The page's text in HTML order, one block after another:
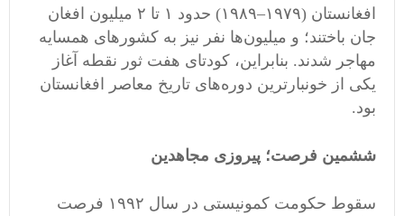
افغانستان (۱۹۷۹–۱۹۸۹) حدود ۱ تا ۲ میلیون افغان
جان باختند؛ و میلیون‌ها نفر نیز به کشورهای همسایه
مهاجر شدند. بنابراین، کودتای هفت ثور نقطه آغاز
یکی از خونبارترین دوره‌های تاریخ معاصر افغانستان
بود.
ششمین فرصت؛ پیروزی مجاهدین
سقوط حکومت کمونیستی در سال ۱۹۹۲ فرصت